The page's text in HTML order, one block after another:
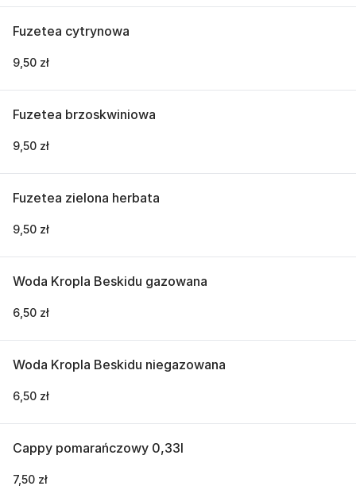
Fuzetea cytrynowa
9,50 zł
Fuzetea brzoskwiniowa
9,50 zł
Fuzetea zielona herbata
9,50 zł
Woda Kropla Beskidu gazowana
6,50 zł
Woda Kropla Beskidu niegazowana
6,50 zł
Cappy pomarańczowy 0,33l
7,50 zł